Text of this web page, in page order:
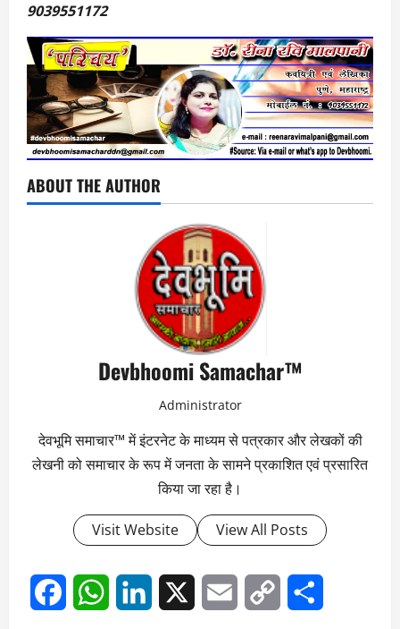
9039551172
ABOUT THE AUTHOR
Devbhoomi Samachar™
Administrator
देवभूमि समाचार™ में इंटरनेट के माध्यम से पत्रकार और लेखकों की
लेखनी को समाचार के रूप में जनता के सामने प्रकाशित एवं प्रसारित
किया जा रहा है।
Visit Website View All Posts